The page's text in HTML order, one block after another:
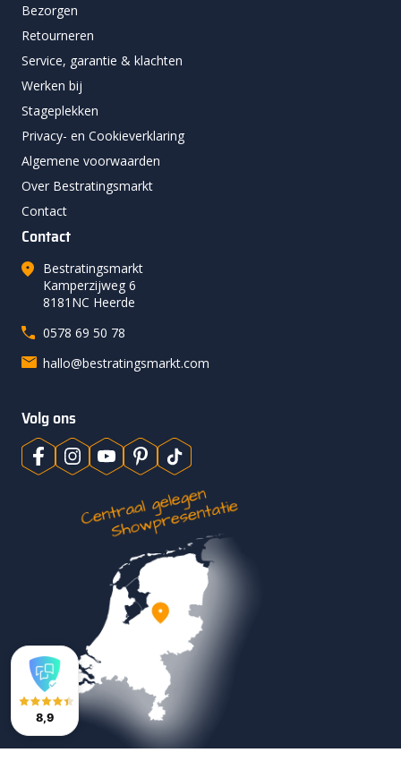
Bezorgen
Retourneren
Service, garantie & klachten
Werken bij
Stageplekken
Privacy- en Cookieverklaring
Algemene voorwaarden
Over Bestratingsmarkt
Contact
Contact
Bestratingsmarkt
Kamperzijweg 6
8181NC Heerde
0578 69 50 78
hallo@bestratingsmarkt.com
Volg ons
8,9